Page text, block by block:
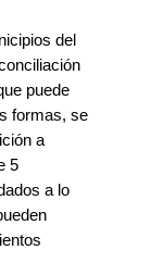
del
puede
formas, se
a
5
a lo